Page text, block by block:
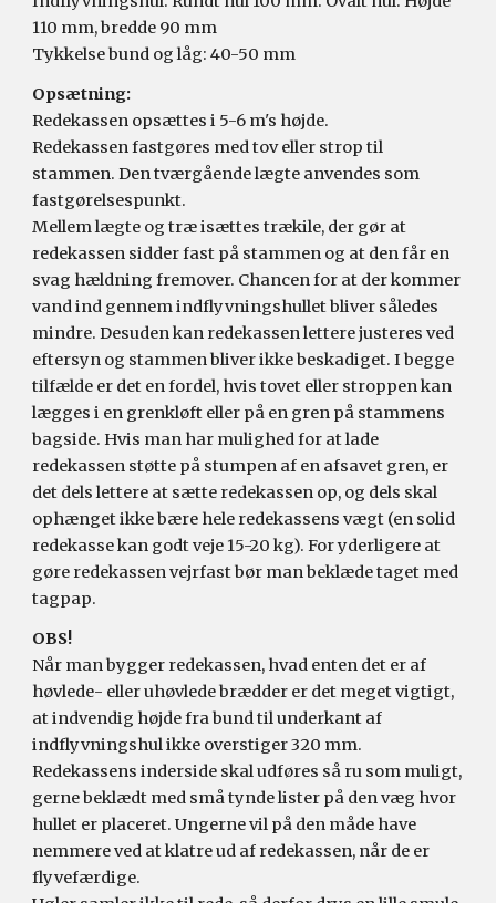
110 mm, bredde 90 mm
Tykkelse bund og låg: 40-50 mm
Opsætning:
Redekassen opsættes i 5-6 m's højde.
Redekassen fastgøres med tov eller strop til
stammen. Den tværgående lægte anvendes som
fastgørelsespunkt.
Mellem lægte og træ isættes trækile, der gør at
redekassen sidder fast på stammen og at den får en
svag hældning fremover. Chancen for at der kommer
vand ind gennem indflyvningshullet bliver således
mindre. Desuden kan redekassen lettere justeres ved
eftersyn og stammen bliver ikke beskadiget. I begge
tilfælde er det en fordel, hvis tovet eller stroppen kan
lægges i en grenkløft eller på en gren på stammens
bagside. Hvis man har mulighed for at lade
redekassen støtte på stumpen af en afsavet gren, er
det dels lettere at sætte redekassen op, og dels skal
ophænget ikke bære hele redekassens vægt (en solid
redekasse kan godt veje 15-20 kg). For yderligere at
gøre redekassen vejrfast bør man beklæde taget med
tagpap.
OBS!
Når man bygger redekassen, hvad enten det er af
høvlede- eller uhøvlede brædder er det meget vigtigt,
at indvendig højde fra bund til underkant af
indflyvningshul ikke overstiger 320 mm.
Redekassens inderside skal udføres så ru som muligt,
gerne beklædt med små tynde lister på den væg hvor
hullet er placeret. Ungerne vil på den måde have
nemmere ved at klatre ud af redekassen, når de er
flyvefærdige.